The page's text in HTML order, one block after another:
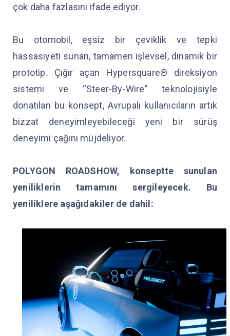
çok daha fazlasını ifade ediyor.
Bu otomobil, eşsiz bir çeviklik ve tepki
hassasiyeti sunan, tamamen işlevsel, dinamik bir
prototip. Çığır açan Hypersquare® direksiyon
sistemi ve “Steer-By-Wire” teknolojisiyle
donatılan bu konsept, Avrupalı kullanıcıların artık
bizzat deneyimleyebileceği yeni bir sürüş
deneyimi çağını müjdeliyor.
POLYGON ROADSHOW, konseptte sunulan
yeniliklerin tamamını sergileyecek. Bu
yeniliklere aşağıdakiler de dahil: